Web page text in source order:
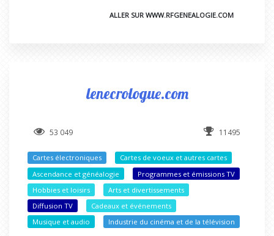
ALLER SUR WWW.RFGENEALOGIE.COM
lenecrologue.com
53 049 11495
Cartes électroniques
Cartes de voeux et autres cartes
Ascendance et généalogie
Programmes et émissions TV
Hobbies et loisirs
Arts et divertissements
Diffusion TV
Cadeaux et événements
Musique et audio
Industrie du cinéma et de la télévision